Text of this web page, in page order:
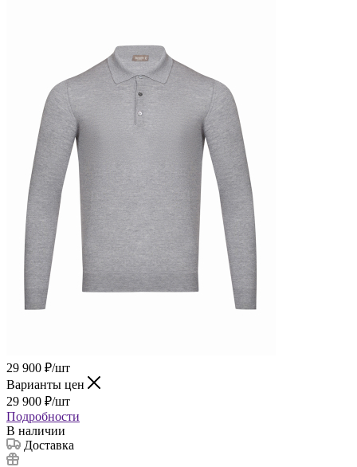
29 900 ₽/шт
Варианты цен
29 900 ₽/шт
Подробности
В наличии
Доставка